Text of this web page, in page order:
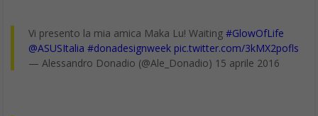
Vi presento la mia amica Maka Lu! Waiting #GlowOfLife
@ASUSItalia #donadesignweek pic.twitter.com/3kMX2pofls
— Alessandro Donadio (@Ale_Donadio) 15 aprile 2016